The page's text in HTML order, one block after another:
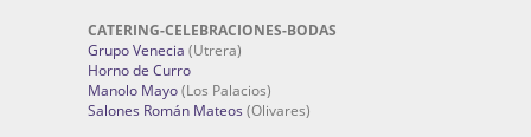
Iscariote
Riviera
CATERING-CELEBRACIONES-BODAS
Grupo Venecia(Utrera)